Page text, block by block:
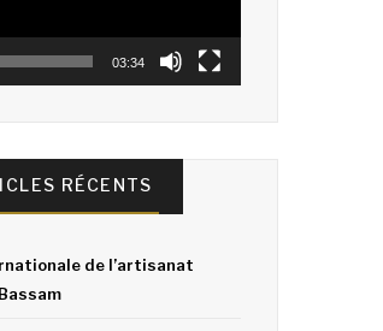
03:34
RÉCENTS
de l’artisanat